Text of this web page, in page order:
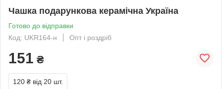
Чашка подарункова керамічна Україна
Готово до відправки
Код: UKR164-н
Опт і роздріб
151 ₴
120 ₴ від 20 шт.